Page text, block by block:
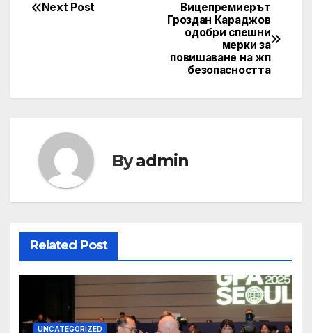
Post
Вицепремиерът
Гроздан Караджов
одобри спешни
мерки за
повишаване на жп
безопасността
Next Post
Byadmin
Related Post
UNCATEGORIZED